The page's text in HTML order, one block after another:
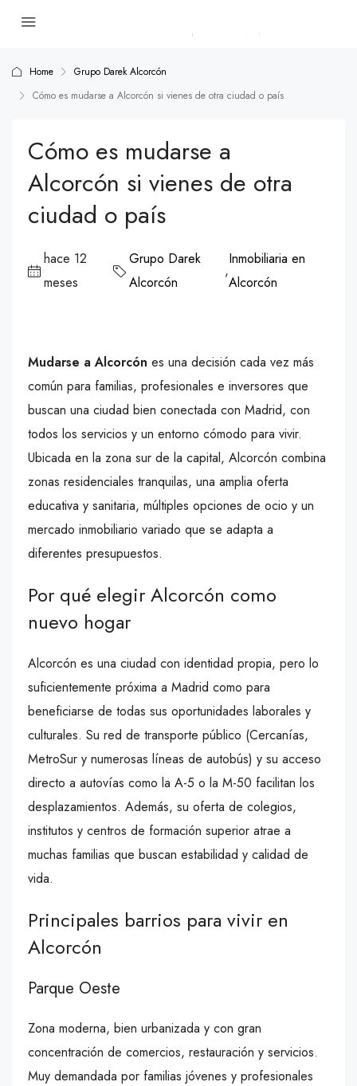
Home
Grupo Darek Alcorcón
Cómo es mudarse a Alcorcón si vienes de otra ciudad o país
Cómo es mudarse a
Alcorcón si vienes de otra
ciudad o país
hace 12
meses
Grupo Darek
Alcorcón
,
Inmobiliaria en
Alcorcón
Mudarse a Alcorcón es una decisión cada vez más
común para familias, profesionales e inversores que
buscan una ciudad bien conectada con Madrid, con
todos los servicios y un entorno cómodo para vivir.
Ubicada en la zona sur de la capital, Alcorcón combina
zonas residenciales tranquilas, una amplia oferta
educativa y sanitaria, múltiples opciones de ocio y un
mercado inmobiliario variado que se adapta a
diferentes presupuestos.
Por qué elegir Alcorcón como
nuevo hogar
Alcorcón es una ciudad con identidad propia, pero lo
suficientemente próxima a Madrid como para
beneficiarse de todas sus oportunidades laborales y
culturales. Su red de transporte público (Cercanías,
MetroSur y numerosas líneas de autobús) y su acceso
directo a autovías como la A-5 o la M-50 facilitan los
desplazamientos. Además, su oferta de colegios,
institutos y centros de formación superior atrae a
muchas familias que buscan estabilidad y calidad de
vida.
Principales barrios para vivir en
Alcorcón
Parque Oeste
Zona moderna, bien urbanizada y con gran
concentración de comercios, restauración y servicios.
Muy demandada por familias jóvenes y profesionales